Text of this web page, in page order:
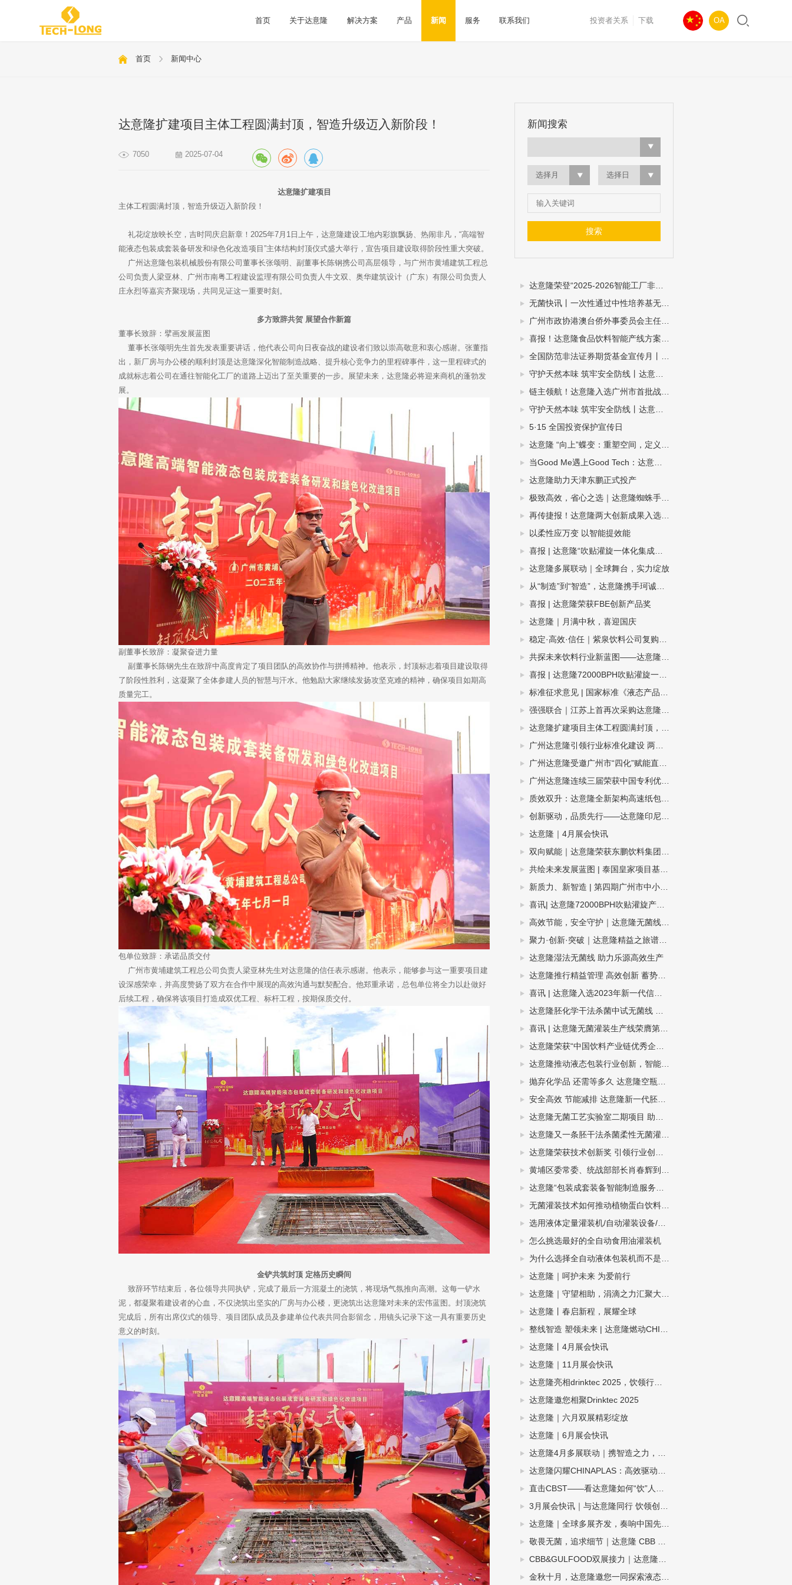
首页 关于达意隆 解决方案 产品 新闻 服务 联系我们 投资者关系 下载 OA
首页 新闻中心
达意隆扩建项目主体工程圆满封顶，智造升级迈入新阶段！
7050 2025-07-04
达意隆扩建项目
主体工程圆满封顶，智造升级迈入新阶段！
礼花绽放映长空，吉时同庆启新章！2025年7月1日上午，达意隆建设工地内彩旗飘扬、热闹非凡，“高端智
能液态包装成套装备研发和绿色化改造项目”主体结构封顶仪式盛大举行，宣告项目建设取得阶段性重大突破。
广州达意隆包装机械股份有限公司董事长张颂明、副董事长陈钢携公司高层领导，与广州市黄埔建筑工程总
公司负责人梁亚林、广州市南粤工程建设监理有限公司负责人牛文双、奥华建筑设计（广东）有限公司负责人
庄永烈等嘉宾齐聚现场，共同见证这一重要时刻。
多方致辞共贺 展望合作新篇
董事长致辞：擘画发展蓝图
董事长张颂明先生首先发表重要讲话，他代表公司向日夜奋战的建设者们致以崇高敬意和衷心感谢。张董指
出，新厂房与办公楼的顺利封顶是达意隆深化智能制造战略、提升核心竞争力的里程碑事件，这一里程碑式的
成就标志着公司在通往智能化工厂的道路上迈出了至关重要的一步。展望未来，达意隆必将迎来商机的蓬勃发
展。
副董事长致辞：凝聚奋进力量
副董事长陈钢先生在致辞中高度肯定了项目团队的高效协作与拼搏精神。他表示，封顶标志着项目建设取得
了阶段性胜利，这凝聚了全体参建人员的智慧与汗水。他勉励大家继续发扬攻坚克难的精神，确保项目如期高
质量完工。
包单位致辞：承诺品质交付
广州市黄埔建筑工程总公司负责人梁亚林先生对达意隆的信任表示感谢。他表示，能够参与这一重要项目建
设深感荣幸，并高度赞扬了双方在合作中展现的高效沟通与默契配合。他郑重承诺，总包单位将全力以赴做好
后续工程，确保将该项目打造成双优工程、标杆工程，按期保质交付。
金铲共筑封顶 定格历史瞬间
致辞环节结束后，各位领导共同执铲，完成了最后一方混凝土的浇筑，将现场气氛推向高潮。这每一铲水
泥，都凝聚着建设者的心血，不仅浇筑出坚实的厂房与办公楼，更浇筑出达意隆对未来的宏伟蓝图。封顶浇筑
完成后，所有出席仪式的领导、项目团队成员及参建单位代表共同合影留念，用镜头记录下这一具有重要历史
意义的时刻。
新闻搜索
选择月 选择日
达意隆荣登“2025-2026智能工厂非标定制自动化集成商百强榜” ——智造实力再获业界权威认可
无菌快讯丨一次性通过中性培养基无菌验证！达意隆四条高速无菌整线落地中山东鹏
广州市政协港澳台侨外事委员会主任冯广俊一行莅临达意隆调研指导
喜报！达意隆食品饮料智能产线方案顺利通过工信部 “揭榜挂帅”项目验收
全国防范非法证券期货基金宣传月丨拒绝非法荐股诱惑，筑牢理性投资防线
守护天然本味 筑牢安全防线丨达意隆无菌线赋能中性植物蛋白饮料全域发展（杏仁露篇）
链主领航！达意隆入选广州市首批战略性产业集群链主企业
守护天然本味 筑牢安全防线丨达意隆无菌线赋能中性植物蛋白饮料全域发展（豆奶篇）
5·15 全国投资保护宣传日
达意隆 “向上”蝶变：重塑空间，定义效率新高度
当Good Me遇上Good Tech：达意隆助力古茗打造茶饮品质新标杆
达意隆助力天津东鹏正式投产
极致高效，省心之选｜达意隆蜘蛛手预编组码垛机震撼来袭
再传捷报！达意隆两大创新成果入选中国机械工业联合会发布的百项机械工业科技成果推广项目名单
以柔性应万变 以智能提效能
喜报 | 达意隆“吹贴灌旋一体化集成技术”入选国家级节能降碳推荐目录
达意隆多展联动｜全球舞台，实力绽放
从“制造”到“智造”，达意隆携手珂诚赋能快消品制造数字化跃迁
喜报 | 达意隆荣获FBE创新产品奖
达意隆｜月满中秋，喜迎国庆
稳定·高效·信任｜紫泉饮料公司复购达意隆湿法无菌线
共探未来饮料行业新蓝图——达意隆邀您相约drinktec 2025！
喜报 | 达意隆72000BPH吹贴灌旋一体机荣膺“荣格技术创新奖”
标准征求意见 | 国家标准《液态产品包装生产线 单元通信接口通用技术要求》&《全自动旋转式PET瓶吹瓶机》
强强联合｜江苏上首再次采购达意隆胚化学干法杀菌无菌线
达意隆扩建项目主体工程圆满封顶，智造升级迈入新阶段！
广州达意隆引领行业标准化建设 两项包装机械国家标准研讨会在穗成功召开
广州达意隆受邀广州市“四化”赋能直播：分享转型经验
广州达意隆连续三届荣获中国专利优秀奖 创新实力再获国家级认可
质效双升：达意隆全新架构高速纸包机揭秘三大硬核优势
创新驱动，品质先行——达意隆印尼、委内瑞拉项目连获客户表扬信
达意隆｜4月展会快讯
双向赋能｜达意隆荣获东鹏饮料集团年度技术创新奖！
共绘未来发展蓝图 | 泰国皇家项目基金会一行莅临达意隆参观考察
新质力、新智造 | 第四期广州市中小企业（智能装备产业）圆桌会议在达意隆召开
喜讯| 达意隆72000BPH吹贴灌旋产品顺利通过科技成果鉴定
高效节能，安全守护｜达意隆无菌线 为你而转
聚力·创新·突破｜达意隆精益之旅谱写卓越新篇
达意隆湿法无菌线 助力乐源高效生产
达意隆推行精益管理 高效创新 蓄势飞跃
喜讯 | 达意隆入选2023年新一代信息技术与制造业融合发展示范名单，助力食品饮料行业新型工业化发展
达意隆胚化学干法杀菌中试无菌线 助力饮料企业新品研发
喜讯 | 达意隆无菌灌装生产线荣膺第三届全国机械工业设计创新大赛金奖，助力食品饮料行业新型工业化发展
达意隆荣获“中国饮料产业链优秀企业”大奖，创新引领行业高质量发展
达意隆推动液态包装行业创新，智能制造示范引领未来
抛弃化学品 还需等多久 达意隆空瓶电子杀菌无菌灌装技术
安全高效 节能减排 达意隆新一代胚化学干法杀菌无菌灌装技术
达意隆无菌工艺实验室二期项目 助力企业无菌灌装开发
达意隆又一条胚干法杀菌柔性无菌灌装线顺利通过中性培养基验证
达意隆荣获技术创新奖 引领行业创新之路
黄埔区委常委、统战部部长肖春辉到达意隆走访调研
达意隆“包装成套装备智能制造服务平台”入选广州市第一批“四化”赋能重点平台！
无菌灌装技术如何推动植物蛋白饮料灌装设备扩大市场规模
选用液体定量灌装机/自动灌装设备/液体自动灌装机的四个步骤
怎么挑选最好的全自动食用油灌装机
为什么选择全自动液体包装机而不是半自动或手动灌装机？
达意隆｜呵护未来 为爱前行
达意隆｜守望相助，涓滴之力汇聚大爱江河
达意隆丨春启新程，展耀全球
整线智造 塑领未来 | 达意隆燃动CHINAPLAS 2026！
达意隆丨4月展会快讯
达意隆｜11月展会快讯
达意隆亮相drinktec 2025，饮领行业新未来！
达意隆邀您相聚Drinktec 2025
达意隆｜六月双展精彩绽放
达意隆｜6月展会快讯
达意隆4月多展联动｜携智造之力，踏春而来
达意隆闪耀CHINAPLAS：高效驱动，智塑未来！
直击CBST——看达意隆如何“饮”人入胜！
3月展会快讯｜与达意隆同行 饮领创新共谋未来
达意隆｜全球多展齐发，奏响中国先进制造强音!
敬畏无菌，追求细节｜达意隆 CBB 2024 现场直击！
CBB&GULFOOD双展接力｜达意隆与您相约上海，迪拜！
金秋十月，达意隆邀您一同探索液态包装之旅！